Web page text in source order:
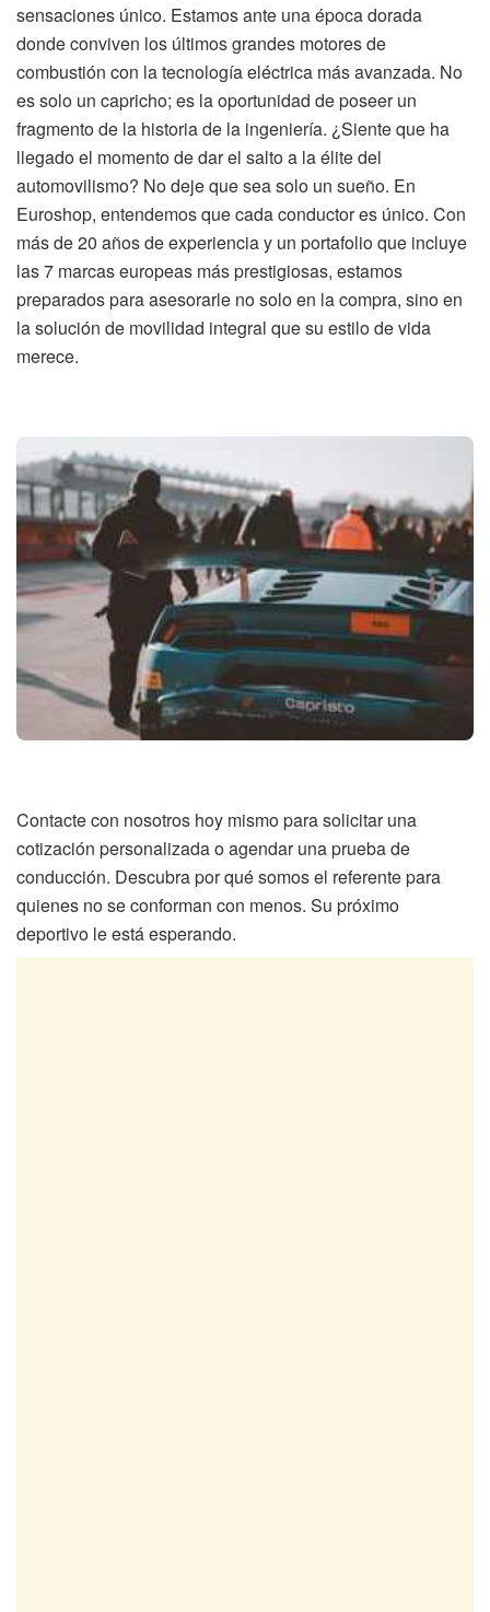
sensaciones único. Estamos ante una época dorada
donde conviven los últimos grandes motores de
combustión con la tecnología eléctrica más avanzada. No
es solo un capricho; es la oportunidad de poseer un
fragmento de la historia de la ingeniería. ¿Siente que ha
llegado el momento de dar el salto a la élite del
automovilismo? No deje que sea solo un sueño. En
Euroshop, entendemos que cada conductor es único. Con
más de 20 años de experiencia y un portafolio que incluye
las 7 marcas europeas más prestigiosas, estamos
preparados para asesorarle no solo en la compra, sino en
la solución de movilidad integral que su estilo de vida
merece.
Contacte con nosotros hoy mismo para solicitar una
cotización personalizada o agendar una prueba de
conducción. Descubra por qué somos el referente para
quienes no se conforman con menos. Su próximo
deportivo le está esperando.